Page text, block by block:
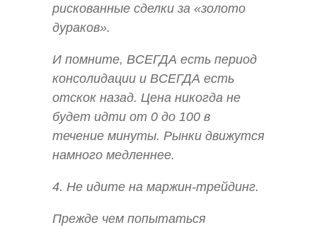
рискованные сделки за «золото
дураков».
И помните, ВСЕГДА есть период
консолидации и ВСЕГДА есть
отскок назад. Цена никогда не
будет идти от 0 до 100 в
течение минуты. Рынки движутся
намного медленнее.
4. Не идите на маржин-трейдинг.
Прежде чем попытаться